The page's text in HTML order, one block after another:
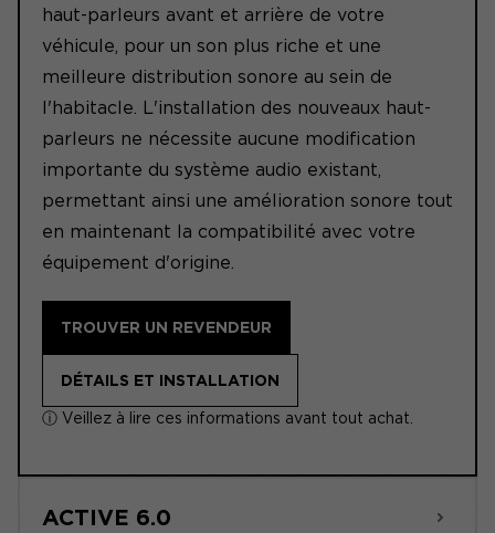
haut-parleurs avant et arrière de votre
véhicule, pour un son plus riche et une
meilleure distribution sonore au sein de
l'habitacle. L'installation des nouveaux haut-
parleurs ne nécessite aucune modification
importante du système audio existant,
permettant ainsi une amélioration sonore tout
en maintenant la compatibilité avec votre
équipement d'origine.
TROUVER UN REVENDEUR
DÉTAILS ET INSTALLATION
ⓘ Veillez à lire ces informations avant tout achat.
ACTIVE 6.0